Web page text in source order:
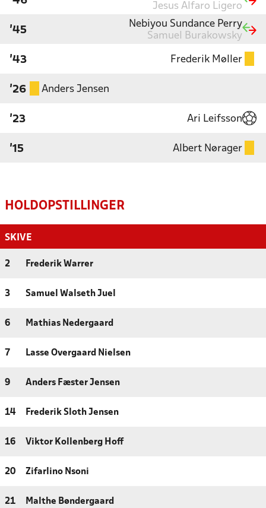
Jesus Alfaro Ligero
'45
Nebiyou Sundance Perry
Samuel Burakowsky
'43 Frederik Møller
'26 Anders Jensen
'23 Ari Leifsson
'15 Albert Nørager
HOLDOPSTILLINGER
SKIVE
2 Frederik Warrer
3 Samuel Walseth Juel
6 Mathias Nedergaard
7 Lasse Overgaard Nielsen
9 Anders Fæster Jensen
14 Frederik Sloth Jensen
16 Viktor Kollenberg Hoff
20 Zifarlino Nsoni
21 Malthe Bøndergaard